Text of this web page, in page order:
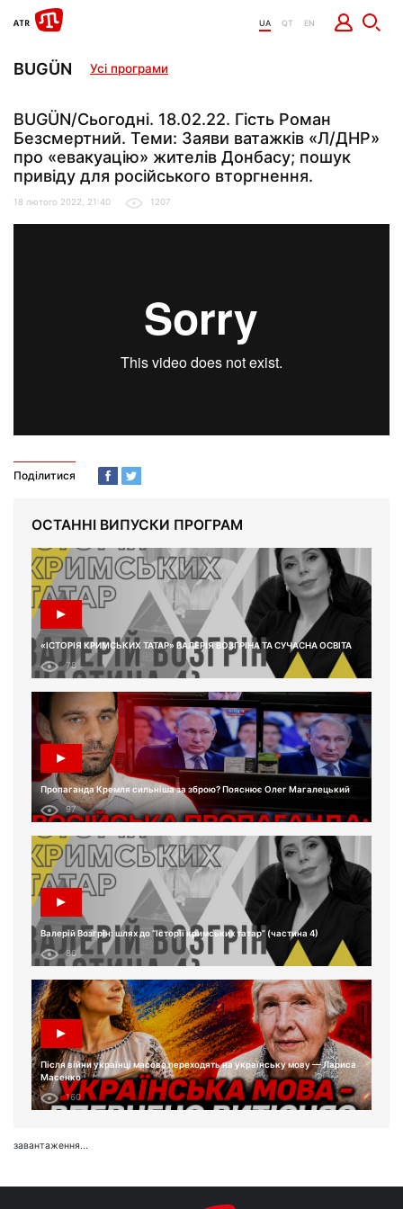
UA QT EN
BUGÜN Усі програми
BUGÜN/Сьогодні. 18.02.22. Гість Роман
Безсмертний. Теми: Заяви ватажків «Л/ДНР»
про «евакуацію» жителів Донбасу; пошук
привіду для російського вторгнення.
18 лютого 2022, 21:40 1207
Поділитися
ОСТАННІ ВИПУСКИ ПРОГРАМ
«ІСТОРІЯ КРИМСЬКИХ ТАТАР» ВАЛЕРІЯ ВОЗГРІНА ТА СУЧАСНА ОСВІТА
78
Пропаганда Кремля сильніша за зброю? Пояснює Олег Магалецький
97
Валерій Возгрін: шлях до “Історії кримських татар” (частина 4)
86
Після війни українці масово переходять на українську мову — Лариса
Масенко
160
завантаження...